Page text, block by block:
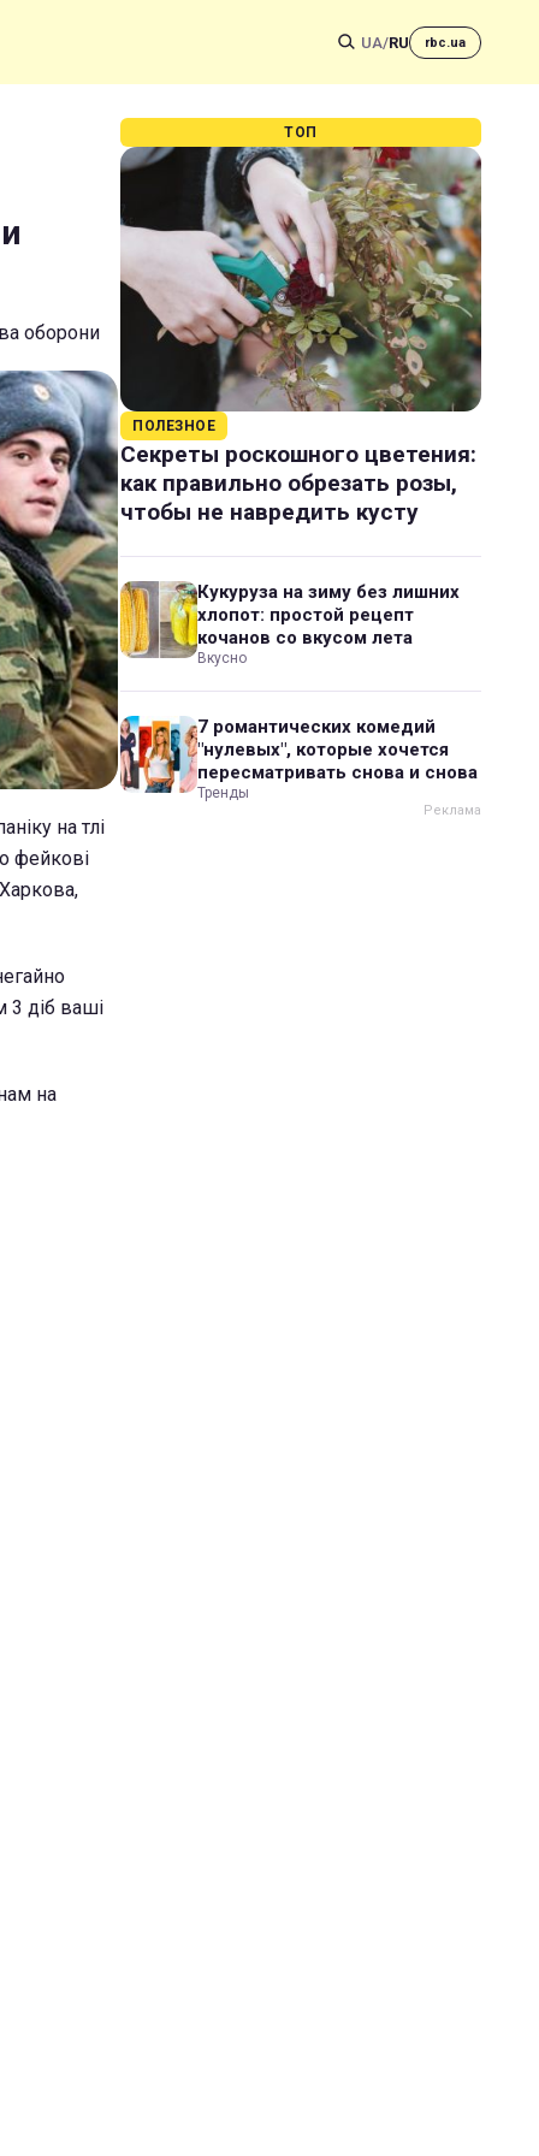
UA/RU rbc.ua
оборони
на тлі
фейкові
3 діб ваші
на
ТОП
ПОЛЕЗНОЕ
Секреты роскошного цветения:
как правильно обрезать розы,
чтобы не навредить кусту
Кукуруза на зиму без лишних
хлопот: простой рецепт
кочанов со вкусом лета
Вкусно
7 романтических комедий
"нулевых", которые хочется
пересматривать снова и снова
Тренды